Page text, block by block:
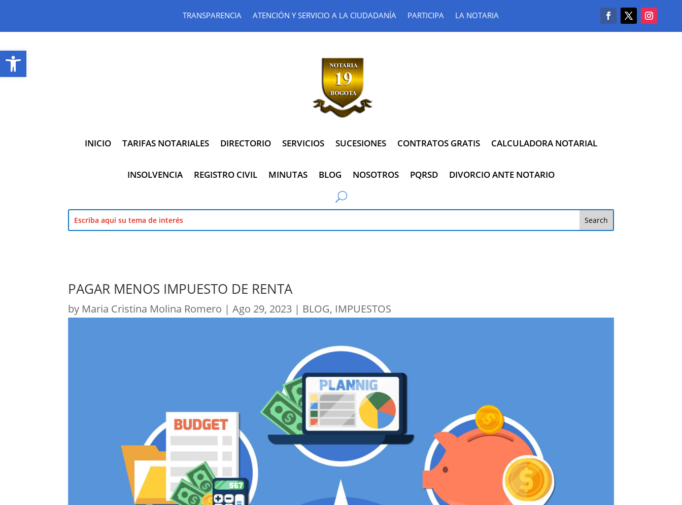
Abrir barra de herramientas
TRANSPARENCIA ATENCIÓN Y SERVICIO A LA CIUDADANÍA PARTICIPA LA NOTARIA
INICIO TARIFAS NOTARIALES DIRECTORIO SERVICIOS SUCESIONES CONTRATOS GRATIS CALCULADORA NOTARIAL
INSOLVENCIA REGISTRO CIVIL MINUTAS BLOG NOSOTROS PQRSD DIVORCIO ANTE NOTARIO
PAGAR MENOS IMPUESTO DE RENTA
by Maria Cristina Molina Romero |Ago 29, 2023 | BLOG, IMPUESTOS